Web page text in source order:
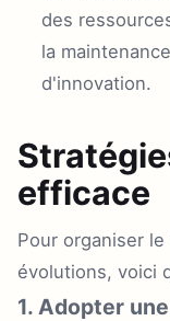
des
la
d'innovation.
efficace
Pour organiser
évolutions, voici
1. Adopter